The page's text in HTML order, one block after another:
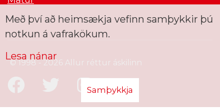
© 1998 - 2026 Allur réttur áskilinn
Með því að heimsækja vefinn samþykkir þú
notkun á vafrakökum.
Lesa nánar
Samþykkja